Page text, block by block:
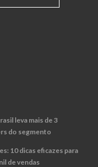
leva mais de 3
do segmento
10 dicas eficazes para
de vendas